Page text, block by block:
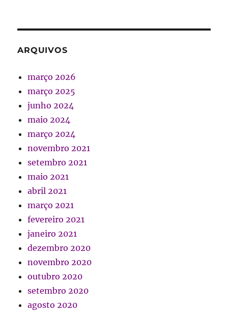
ARQUIVOS
março 2026
março 2025
junho 2024
maio 2024
março 2024
novembro 2021
setembro 2021
maio 2021
abril 2021
março 2021
fevereiro 2021
janeiro 2021
dezembro 2020
novembro 2020
outubro 2020
setembro 2020
agosto 2020